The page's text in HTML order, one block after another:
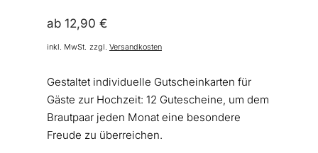
ab 12,90 €
inkl. MwSt. zzgl. Versandkosten
Gestaltet individuelle Gutscheinkarten für
Gäste zur Hochzeit: 12 Gutescheine, um dem
Brautpaar jeden Monat eine besondere
Freude zu überreichen.